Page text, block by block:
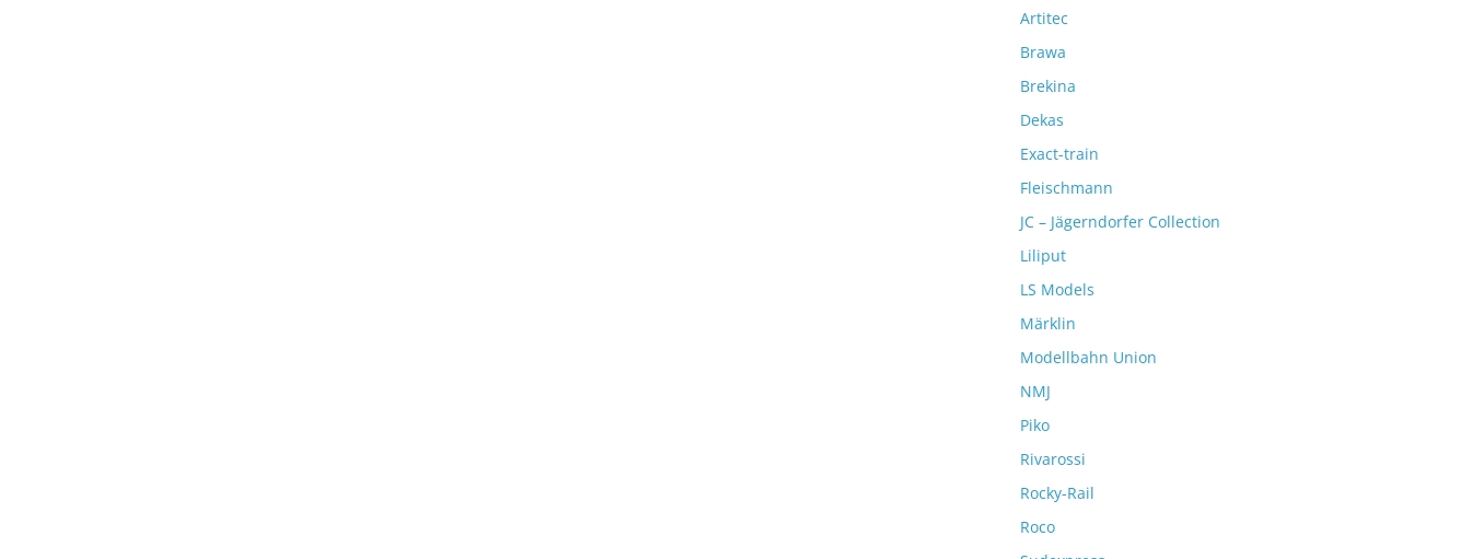
Artitec
Brawa
Brekina
Dekas
Exact-train
Fleischmann
JC – Jägerndorfer Collection
Liliput
LS Models
Märklin
Modellbahn Union
NMJ
Piko
Rivarossi
Rocky-Rail
Roco